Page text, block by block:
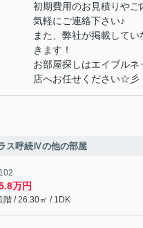
初期費用のお見積りやご
気軽にご連絡下さい♪
また、弊社が掲載して
きます！
お部屋探しはエイブル
店へお任せください☆彡
ス呼続Ⅳの他の部屋
102
万円
1階 / 26.30㎡ / 1DK